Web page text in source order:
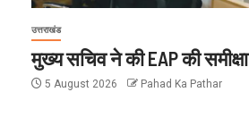
उत्तराखंड
मुख्य सचिव ने की EAP की समीक्षा
5 August 2026 Pahad Ka Pathar